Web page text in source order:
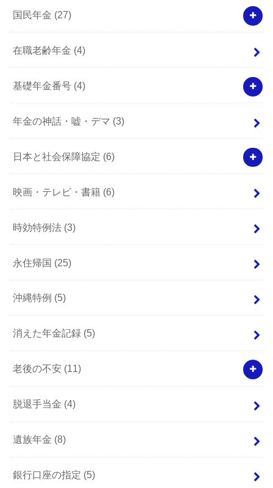
国民年金 (27)
在職老齢年金 (4)
基礎年金番号 (4)
年金の神話・嘘・デマ (3)
日本と社会保障協定 (6)
映画・テレビ・書籍 (6)
時効特例法 (3)
永住帰国 (25)
沖縄特例 (5)
消えた年金記録 (5)
老後の不安 (11)
脱退手当金 (4)
遺族年金 (8)
銀行口座の指定 (5)